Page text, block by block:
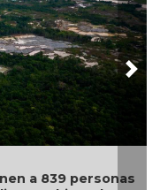
años de servicio,
la violencia en la